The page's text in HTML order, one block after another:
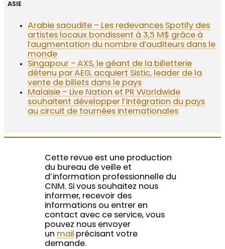
ASIE
Arabie saoudite – Les redevances Spotify des
artistes locaux bondissent à 3,5 M$ grâce à
l’augmentation du nombre d’auditeurs dans le
monde
Singapour – AXS, le géant de la billetterie
détenu par AEG, acquiert Sistic, leader de la
vente de billets dans le pays
Malaisie – Live Nation et PR Worldwide
souhaitent développer l’intégration du pays
au circuit de tournées internationales
Cette revue est une production
du bureau de veille et
d’information professionnelle du
CNM. Si vous souhaitez nous
informer, recevoir des
informations ou entrer en
contact avec ce service, vous
pouvez nous envoyer
un mailprécisant votre
demande.